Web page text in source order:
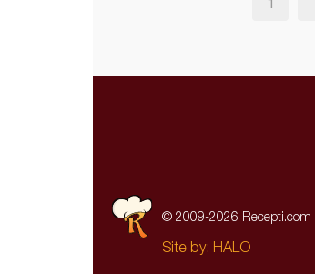
© 2009-2026 Recepti.com |
Site by: HALO